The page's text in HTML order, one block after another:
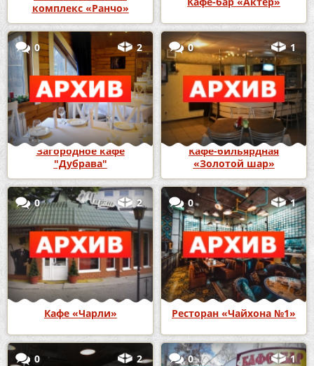
комплекс «Ранчо»
0 2
Загородное кафе
"Дубрава"
0 1
Кафе-бильярдная
«Золотой шар»
0 2
Кафе «Чарли»
0 1
Ресторан «Чайхона №1»
0 2 0 1